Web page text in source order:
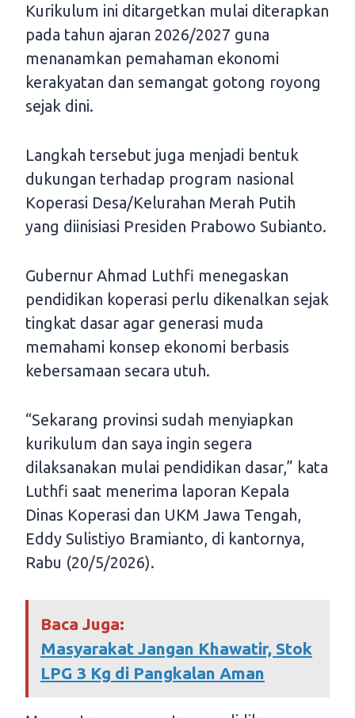
Kurikulum ini ditargetkan mulai diterapkan
pada tahun ajaran 2026/2027 guna
menanamkan pemahaman ekonomi
kerakyatan dan semangat gotong royong
sejak dini.
Langkah tersebut juga menjadi bentuk
dukungan terhadap program nasional
Koperasi Desa/Kelurahan Merah Putih
yang diinisiasi Presiden Prabowo Subianto.
Gubernur Ahmad Luthfi menegaskan
pendidikan koperasi perlu dikenalkan sejak
tingkat dasar agar generasi muda
memahami konsep ekonomi berbasis
kebersamaan secara utuh.
“Sekarang provinsi sudah menyiapkan
kurikulum dan saya ingin segera
dilaksanakan mulai pendidikan dasar,” kata
Luthfi saat menerima laporan Kepala
Dinas Koperasi dan UKM Jawa Tengah,
Eddy Sulistiyo Bramianto, di kantornya,
Rabu (20/5/2026).
Baca Juga:
Masyarakat Jangan Khawatir, Stok
LPG 3 Kg di Pangkalan Aman